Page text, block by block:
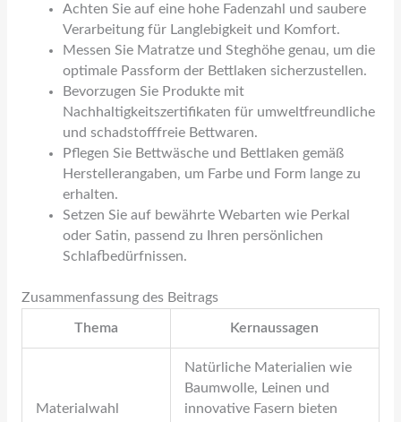
Achten Sie auf eine hohe Fadenzahl und saubere
Verarbeitung für Langlebigkeit und Komfort.
Messen Sie Matratze und Steghöhe genau, um die
optimale Passform der Bettlaken sicherzustellen.
Bevorzugen Sie Produkte mit
Nachhaltigkeitszertifikaten für umweltfreundliche
und schadstofffreie Bettwaren.
Pflegen Sie Bettwäsche und Bettlaken gemäß
Herstellerangaben, um Farbe und Form lange zu
erhalten.
Setzen Sie auf bewährte Webarten wie Perkal
oder Satin, passend zu Ihren persönlichen
Schlafbedürfnissen.
Zusammenfassung des Beitrags
Thema Kernaussagen
Materialwahl
Natürliche Materialien wie
Baumwolle, Leinen und
innovative Fasern bieten